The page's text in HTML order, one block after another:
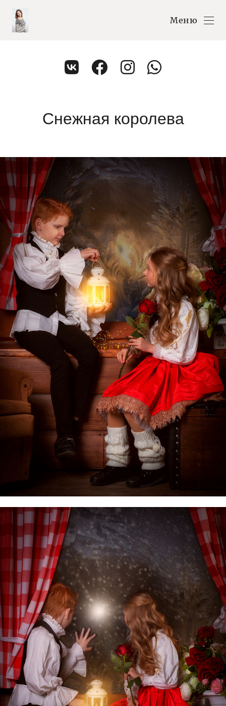
Меню
Снежная королева